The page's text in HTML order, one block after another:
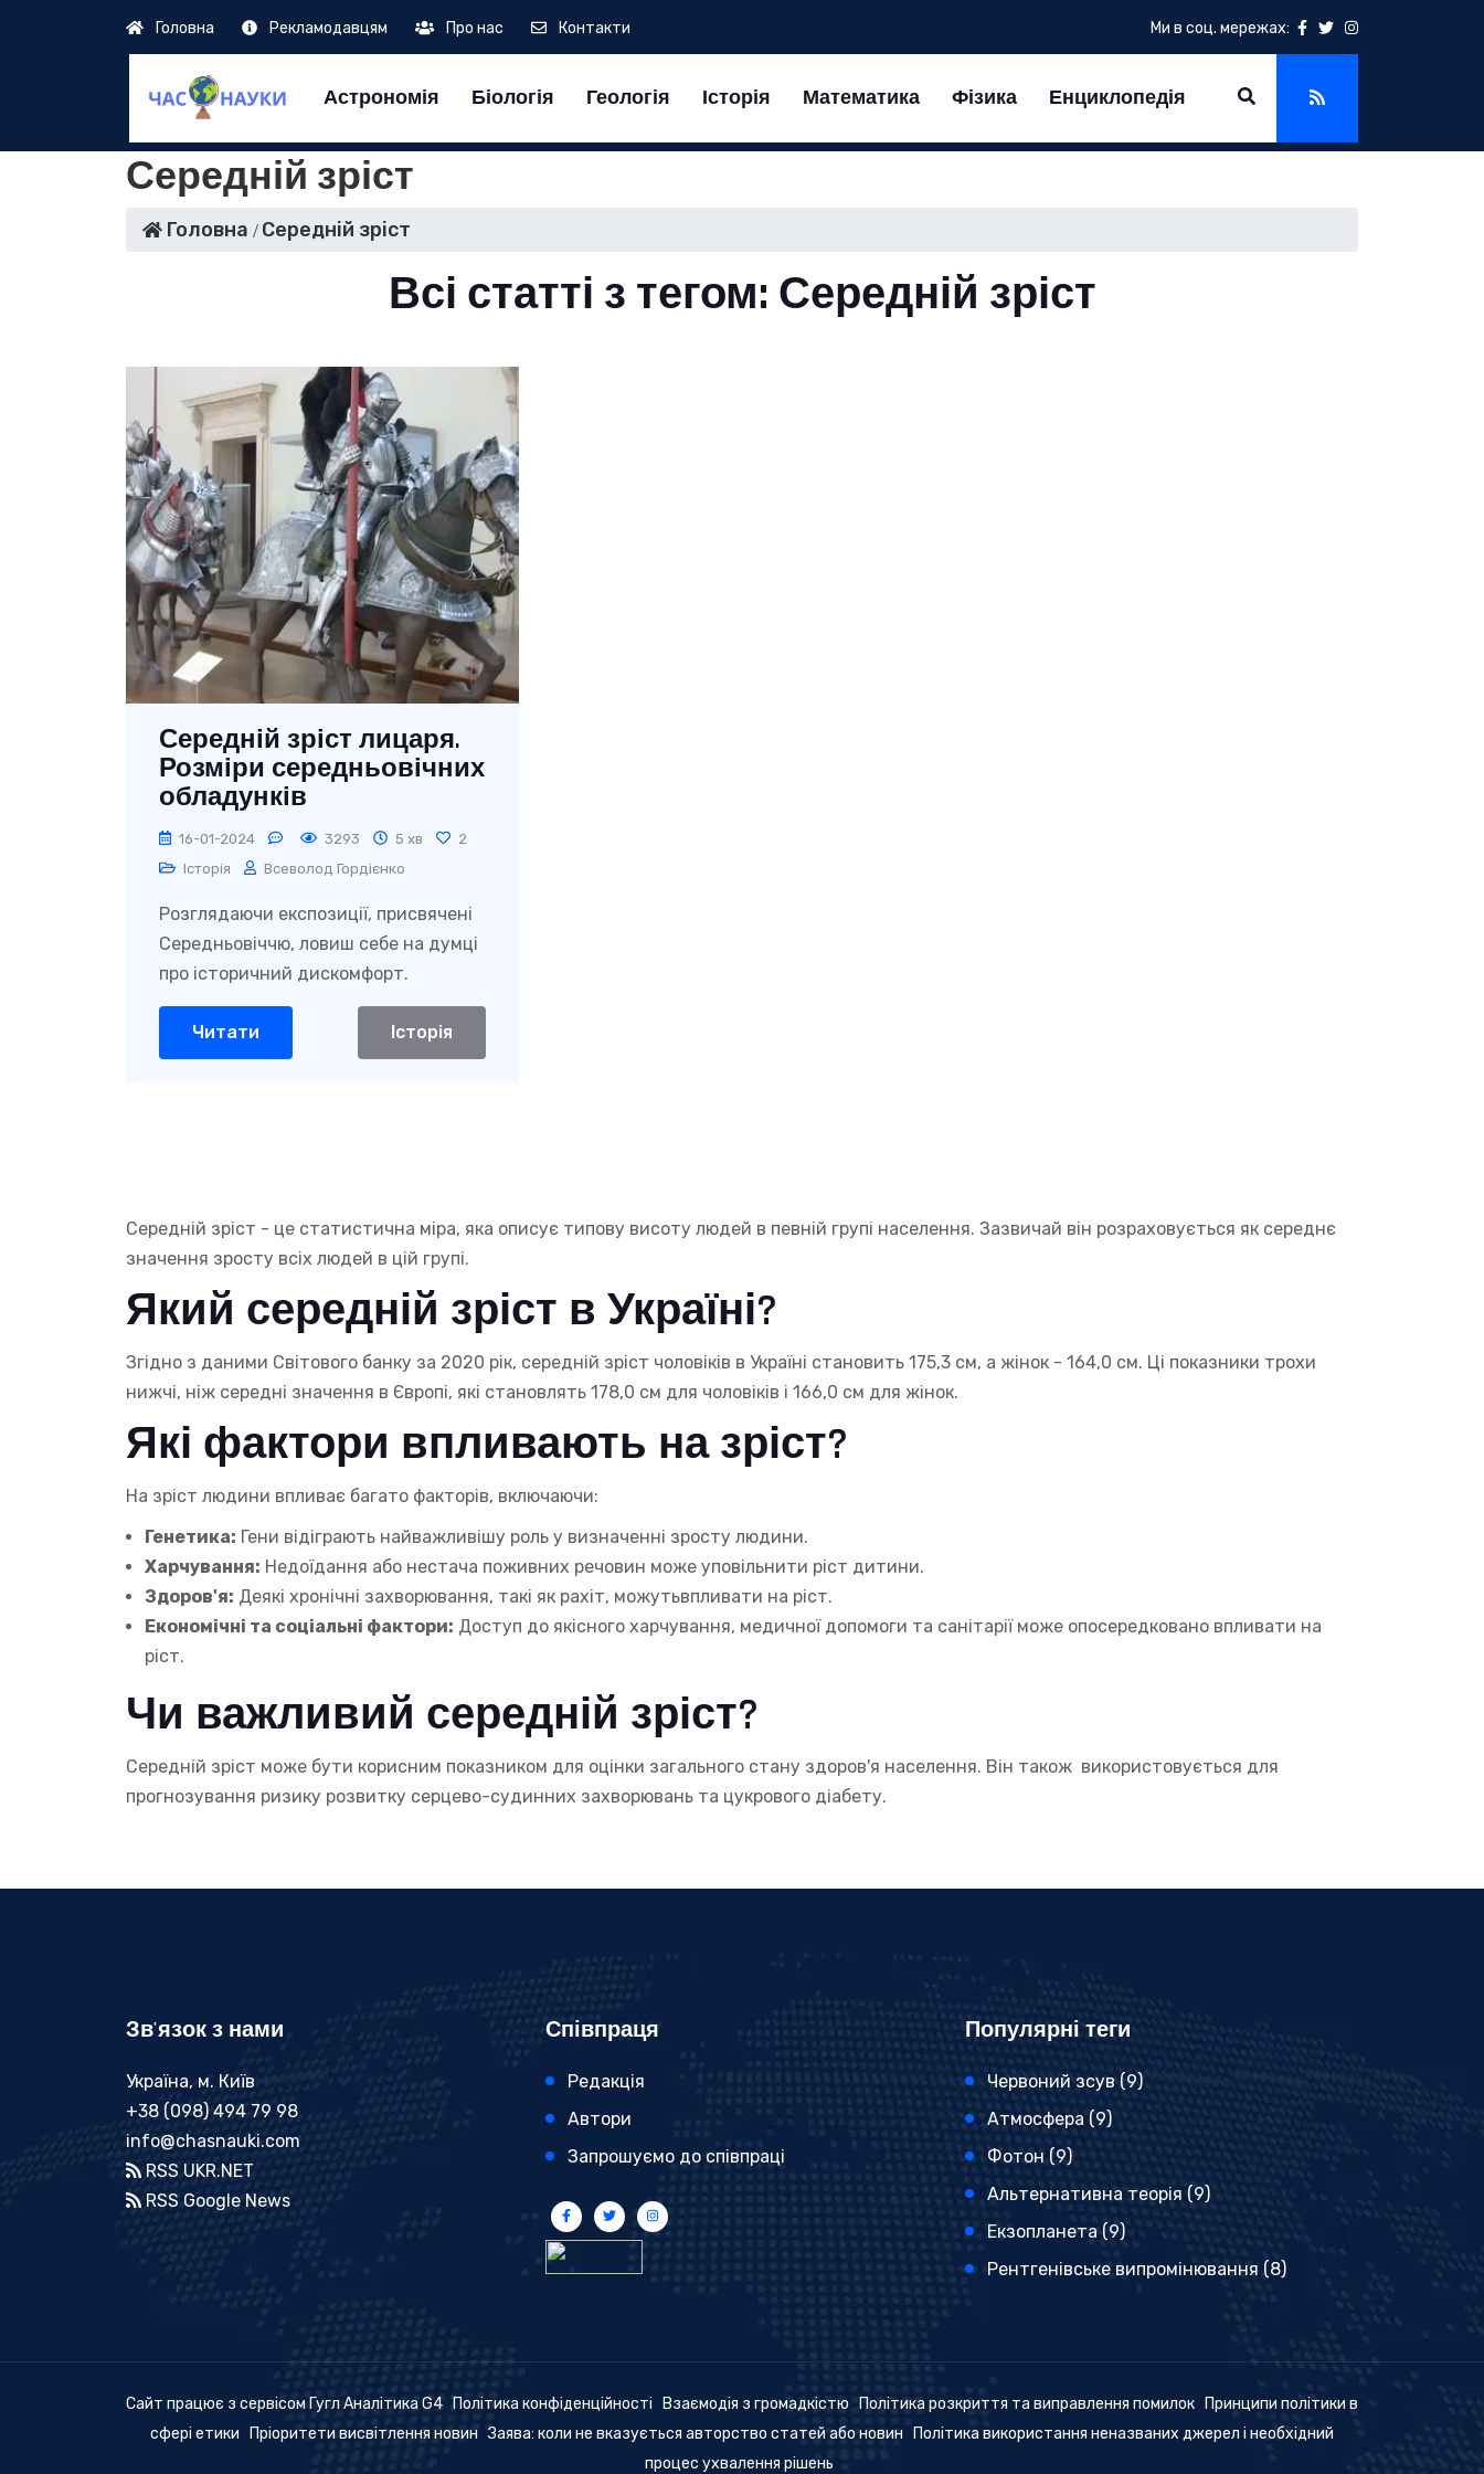
Головна Рекламодавцям Про нас Контакти Ми в соц. мережах:
Астрономія Біологія Геологія Історія Математика Фізика Енциклопедія
Середній зріст
Головна Середній зріст
Всі статті з тегом: Середній зріст
Середній зріст лицаря.
Розміри середньовічних
обладунків
16-01-2024 3293 5 хв
2
Історія
Всеволод Гордієнко
Розглядаючи експозиції, присвячені
Середньовіччю, ловиш себе на думці
про історичний дискомфорт.
Читати Історія
Середній зріст - це статистична міра, яка описує типову висоту людей в певній групі населення. Зазвичай він розраховується як середнє
значення зросту всіх людей в цій групі.
Який середній зріст в Україні?
Згідно з даними Світового банку за 2020 рік, середній зріст чоловіків в Україні становить 175,3 см, а жінок - 164,0 см. Ці показники трохи
нижчі, ніж середні значення в Європі, які становлять 178,0 см для чоловіків і 166,0 см для жінок.
Які фактори впливають на зріст?
На зріст людини впливає багато факторів, включаючи:
Генетика: Гени відіграють найважливішу роль у визначенні зросту людини.
Харчування: Недоїдання або нестача поживних речовин може уповільнити ріст дитини.
Здоров'я: Деякі хронічні захворювання, такі як рахіт, можутьвпливати на ріст.
Економічні та соціальні фактори: Доступ до якісного харчування, медичної допомоги та санітарії може опосередковано впливати на
ріст.
Чи важливий середній зріст?
Середній зріст може бути корисним показником для оцінки загального стану здоров'я населення. Він також використовується для
прогнозування ризику розвитку серцево-судинних захворювань та цукрового діабету.
Зв'язок з нами
Україна, м. Київ
+38 (098) 494 79 98
info@chasnauki.com
RSS UKR.NET
RSS Google News
Співпраця
Редакція
Автори
Запрошуємо до співпраці
Популярні теги
Червоний зсув (9)
Атмосфера (9)
Фотон (9)
Альтернативна теорія (9)
Екзопланета (9)
Рентгенівське випромінювання (8)
Сайт працює з сервісом Гугл Аналітика G4 Політика конфіденційності Взаємодія з громадкістю Політика розкриття та виправлення помилок
Принципи політики в
сфері етики
Пріоритети висвітлення новин Заява: коли не вказується авторство статей або новин
Політика використання неназваних джерел і необхідний
процес ухвалення рішень